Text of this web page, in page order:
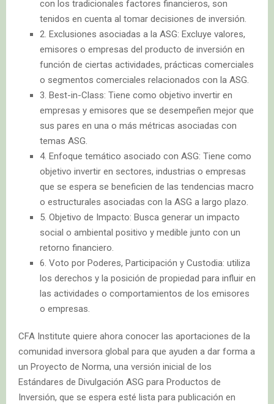
con los tradicionales factores financieros, son
tenidos en cuenta al tomar decisiones de inversión.
2. Exclusiones asociadas a la ASG: Excluye valores,
emisores o empresas del producto de inversión en
función de ciertas actividades, prácticas comerciales
o segmentos comerciales relacionados con la ASG.
3. Best-in-Class: Tiene como objetivo invertir en
empresas y emisores que se desempeñen mejor que
sus pares en una o más métricas asociadas con
temas ASG.
4. Enfoque temático asociado con ASG: Tiene como
objetivo invertir en sectores, industrias o empresas
que se espera se beneficien de las tendencias macro
o estructurales asociadas con la ASG a largo plazo.
5. Objetivo de Impacto: Busca generar un impacto
social o ambiental positivo y medible junto con un
retorno financiero.
6. Voto por Poderes, Participación y Custodia: utiliza
los derechos y la posición de propiedad para influir en
las actividades o comportamientos de los emisores
o empresas.
CFA Institute quiere ahora conocer las aportaciones de la
comunidad inversora global para que ayuden a dar forma a
un Proyecto de Norma, una versión inicial de los
Estándares de Divulgación ASG para Productos de
Inversión, que se espera esté lista para publicación en